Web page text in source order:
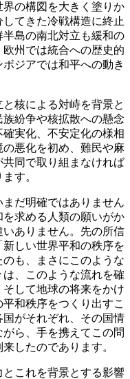
の構図を大きく塗りか
てきた冷戦構造に終止
島の南北対立も緩和の
州では統合への歴史的
ジアでは和平への動き
核による対峙を背景と
紛争や核拡散への懸念
実化、不安定化の様相
悪化を初め、難民や麻
同で取り組まなければ
す。
だ明確ではありません
求める人類の願いがか
ありません。先の所信
しい世界平和の秩序を
も、まさにこのような
、このような流れを確
して地球の将来をかけ
和秩序をつくり出すこ
がそれぞれ、その国情
ら、手を携えてこの問
したのであります。
これを背景とする影響